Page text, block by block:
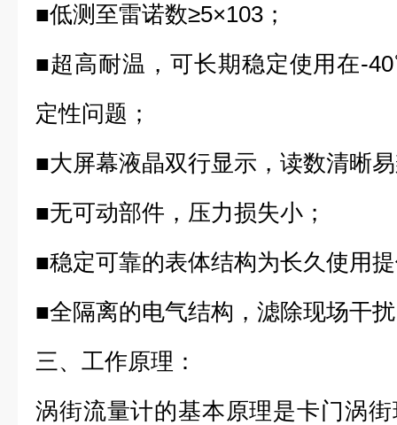
■低测至雷诺数≥5×103；
■超高耐温，可长期稳定使用在-
定性问题；
■大屏幕液晶双行显⽰，读数清晰
■无可动部件，压力损失小；
■稳定可靠的表体结构为长久使用
■全隔离的电气结构，滤除现场干
三、工作原理：
涡街流量计的基本原理是卡门涡